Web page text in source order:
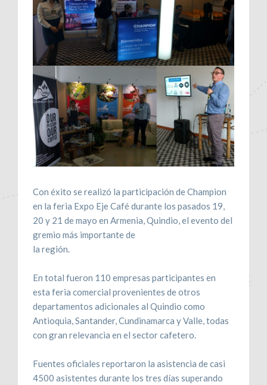
Con éxito se realizó la participación de Champion
en la feria Expo Eje Café durante los pasados 19,
20 y 21 de mayo en Armenia, Quindio, el evento del
gremio más importante de
la región.
En total fueron 110 empresas participantes en
esta feria comercial provenientes de otros
departamentos adicionales al Quindio como
Antioquia, Santander, Cundinamarca y Valle, todas
con gran relevancia en el sector cafetero.
Fuentes oficiales reportaron la asistencia de casi
4500 asistentes durante los tres días superando